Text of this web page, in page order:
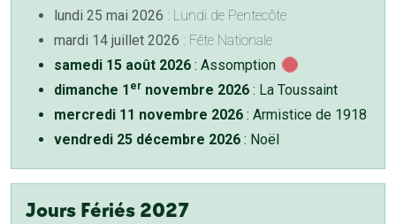
lundi 25 mai 2026 : Lundi de Pentecôte
mardi 14 juillet 2026 : Fête Nationale
samedi 15 août 2026 : Assomption
dimanche 1 er novembre 2026 : La Toussaint
mercredi 11 novembre 2026 : Armistice de 1918
vendredi 25 décembre 2026 : Noël
Jours Fériés 2027